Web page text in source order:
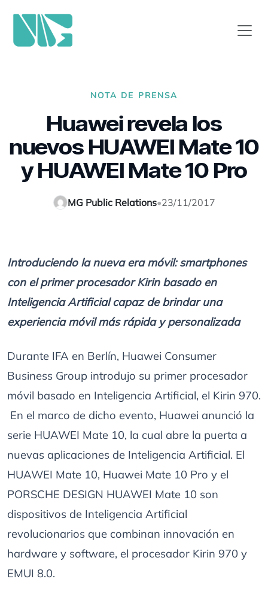
NOTA DE PRENSA
Huawei revela los
nuevos HUAWEI Mate 10
y HUAWEI Mate 10 Pro
MG Public Relations•23/11/2017
Introduciendo la nueva era móvil: smartphones
con el primer procesador Kirin basado en
Inteligencia Artificial capaz de brindar una
experiencia móvil más rápida y personalizada
Durante IFA en Berlín, Huawei Consumer
Business Group introdujo su primer procesador
móvil basado en Inteligencia Artificial, el Kirin 970.
En el marco de dicho evento, Huawei anunció la
serie HUAWEI Mate 10, la cual abre la puerta a
nuevas aplicaciones de Inteligencia Artificial. El
HUAWEI Mate 10, Huawei Mate 10 Pro y el
PORSCHE DESIGN HUAWEI Mate 10 son
dispositivos de Inteligencia Artificial
revolucionarios que combinan innovación en
hardware y software, el procesador Kirin 970 y
EMUI 8.0.